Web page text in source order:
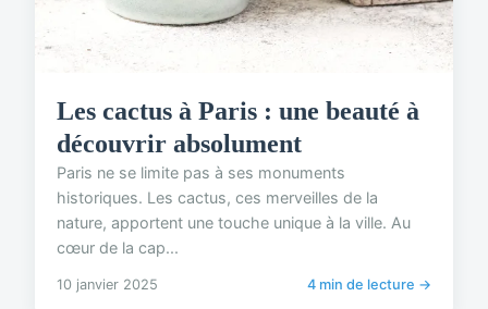
Les cactus à Paris : une beauté à
découvrir absolument
Paris ne se limite pas à ses monuments
historiques. Les cactus, ces merveilles de la
nature, apportent une touche unique à la ville. Au
cœur de la cap...
10 janvier 2025 4 min de lecture →